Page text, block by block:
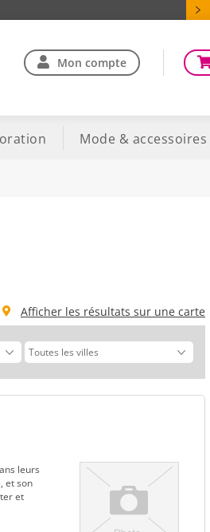
Mon compte
Mode & accessoires
Afficher les résultats sur une carte
leurs
et son
et